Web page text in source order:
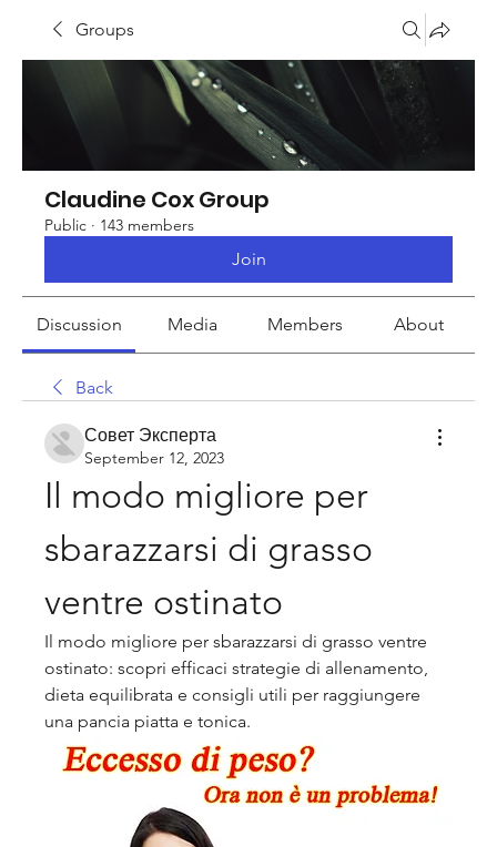
Groups
Claudine Cox Group
Public · 143 members
Join
Discussion Media Members About
Back
Совет Эксперта
September 12, 2023
Il modo migliore per
sbarazzarsi di grasso
ventre ostinato
Il modo migliore per sbarazzarsi di grasso ventre
ostinato: scopri efficaci strategie di allenamento,
dieta equilibrata e consigli utili per raggiungere
una pancia piatta e tonica.